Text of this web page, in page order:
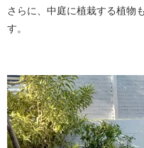
さらに、中庭に植栽する植物
す。